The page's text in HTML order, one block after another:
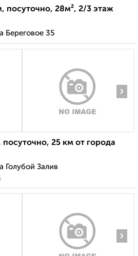
посуточно, 28м², 2/3 этаж
Береговое 35
›
25 км от города
Голубой Залив
›